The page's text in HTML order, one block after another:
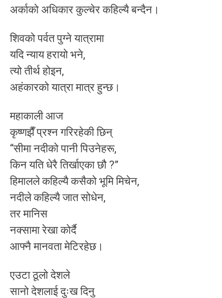
अर्काको अधिकार कुल्चेर कहिल्यै बन्दैन।
शिवको पर्वत पुग्ने यात्रामा
यदि न्याय हरायो भने,
त्यो तीर्थ होइन,
अहंकारको यात्रा मात्र हुन्छ।
महाकाली आज
कृष्णझैँ प्रश्न गरिरहेकी छिन्
“सीमा नदीको पानी पिउनेहरू,
किन यति धेरै तिर्खाएका छौ ?”
हिमालले कहिल्यै कसैको भूमि मिचेन,
नदीले कहिल्यै जात सोधेन,
तर मानिस
नक्सामा रेखा कोर्दै
आफ्नै मानवता मेटिरहेछ।
एउटा ठूलो देशले
सानो देशलाई दुःख दिनु